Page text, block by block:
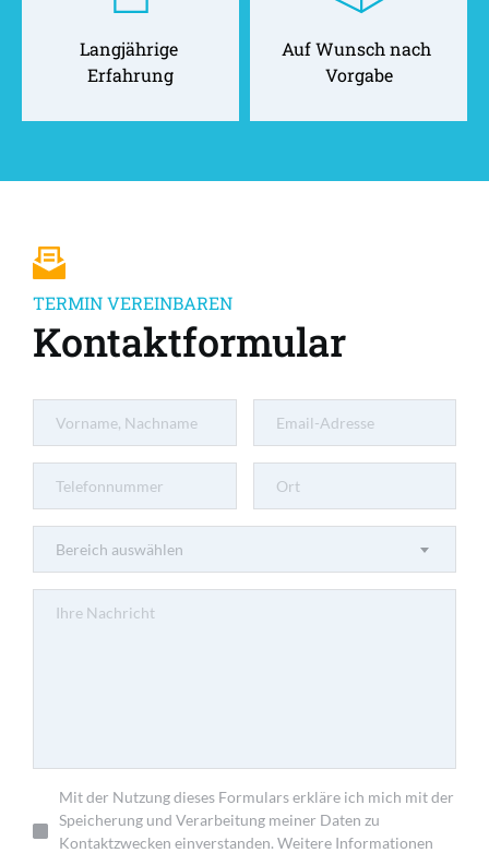
Langjährige
Erfahrung
Auf Wunsch nach
Vorgabe
TERMIN VEREINBAREN
Kontaktformular
Bereich auswählen
Mit der Nutzung dieses Formulars erkläre ich mich mit der
Speicherung und Verarbeitung meiner Daten zu
Kontaktzwecken einverstanden. Weitere Informationen